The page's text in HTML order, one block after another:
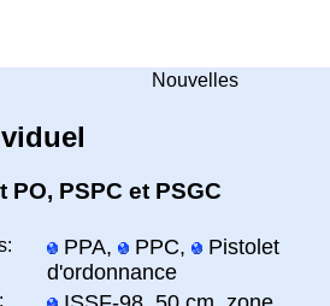
Nouvelles
PSPC et PSGC
PPA, PPC,
Pistolet
d'ordonnance